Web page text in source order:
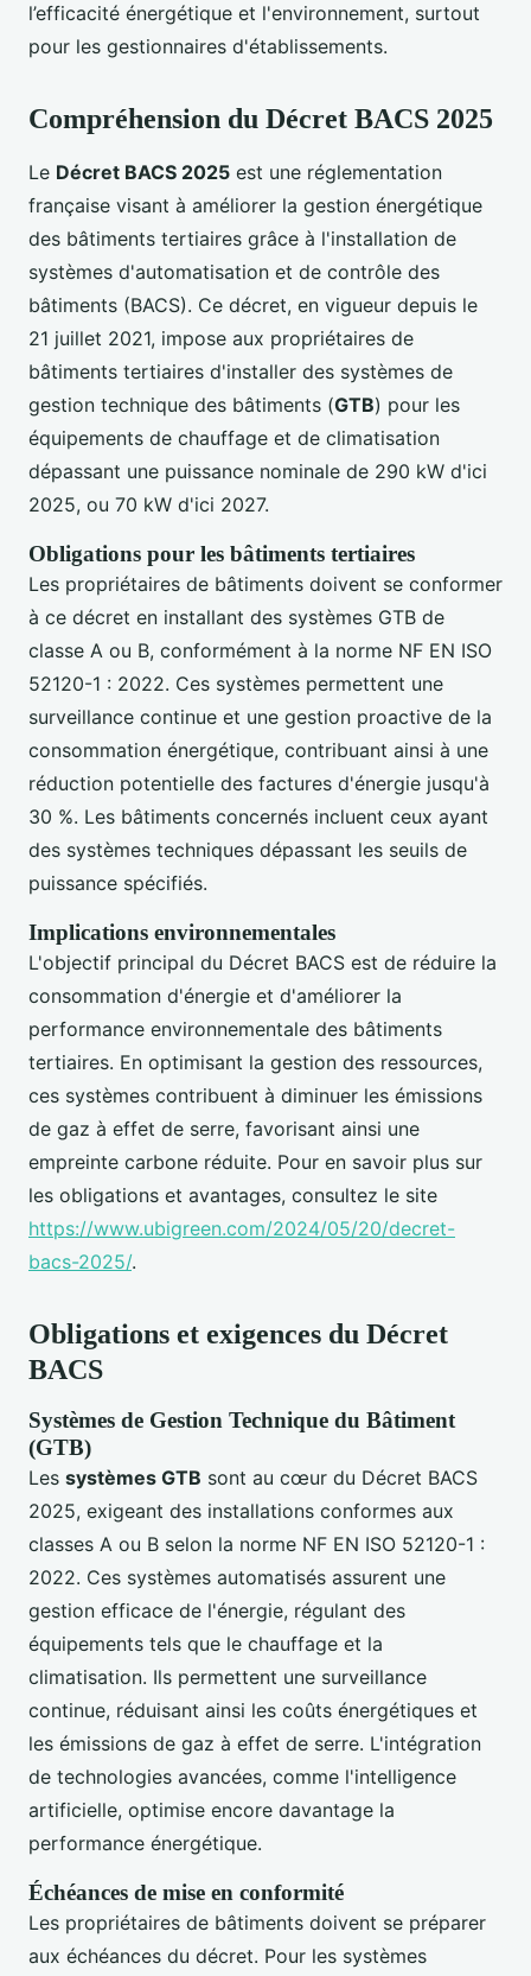
l’efficacité énergétique et l'environnement, surtout
pour les gestionnaires d'établissements.
Compréhension du Décret BACS 2025
Le Décret BACS 2025 est une réglementation
française visant à améliorer la gestion énergétique
des bâtiments tertiaires grâce à l'installation de
systèmes d'automatisation et de contrôle des
bâtiments (BACS). Ce décret, en vigueur depuis le
21 juillet 2021, impose aux propriétaires de
bâtiments tertiaires d'installer des systèmes de
gestion technique des bâtiments (GTB) pour les
équipements de chauffage et de climatisation
dépassant une puissance nominale de 290 kW d'ici
2025, ou 70 kW d'ici 2027.
Obligations pour les bâtiments tertiaires
Les propriétaires de bâtiments doivent se conformer
à ce décret en installant des systèmes GTB de
classe A ou B, conformément à la norme NF EN ISO
52120-1 : 2022. Ces systèmes permettent une
surveillance continue et une gestion proactive de la
consommation énergétique, contribuant ainsi à une
réduction potentielle des factures d'énergie jusqu'à
30 %. Les bâtiments concernés incluent ceux ayant
des systèmes techniques dépassant les seuils de
puissance spécifiés.
Implications environnementales
L'objectif principal du Décret BACS est de réduire la
consommation d'énergie et d'améliorer la
performance environnementale des bâtiments
tertiaires. En optimisant la gestion des ressources,
ces systèmes contribuent à diminuer les émissions
de gaz à effet de serre, favorisant ainsi une
empreinte carbone réduite. Pour en savoir plus sur
les obligations et avantages, consultez le site
https://www.ubigreen.com/2024/05/20/decret-
bacs-2025/.
Obligations et exigences du Décret
BACS
Systèmes de Gestion Technique du Bâtiment
(GTB)
Les systèmes GTB sont au cœur du Décret BACS
2025, exigeant des installations conformes aux
classes A ou B selon la norme NF EN ISO 52120-1 :
2022. Ces systèmes automatisés assurent une
gestion efficace de l'énergie, régulant des
équipements tels que le chauffage et la
climatisation. Ils permettent une surveillance
continue, réduisant ainsi les coûts énergétiques et
les émissions de gaz à effet de serre. L'intégration
de technologies avancées, comme l'intelligence
artificielle, optimise encore davantage la
performance énergétique.
Échéances de mise en conformité
Les propriétaires de bâtiments doivent se préparer
aux échéances du décret. Pour les systèmes